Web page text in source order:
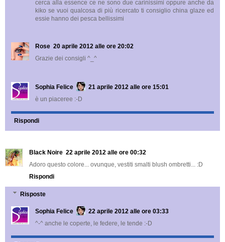
cerca alla essence ce ne sono due carinissimi oppure anche da
kiko se vuoi qualcosa di più ricercato ti consiglio china glaze ed
essie hanno dei pesca bellissimi
Rose 20 aprile 2012 alle ore 20:02
Grazie dei consigli ^_^
Sophia Felice
21 aprile 2012 alle ore 15:01
è un piaceree :-D
Rispondi
Black Noire 22 aprile 2012 alle ore 00:32
Adoro questo colore... ovunque, vestiti smalti blush ombretti... :D
Rispondi
Risposte
Sophia Felice
22 aprile 2012 alle ore 03:33
^-^ anche le coperte, le federe, le tende :-D